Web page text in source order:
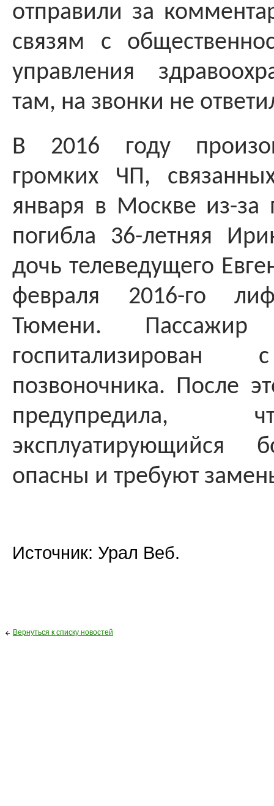
отправили за
связям с
управления
там, на звонки не
В 2016 году
громких ЧП,
января в Москве из-за
погибла 36-летняя
дочь телеведущего
февраля 2016-го
Тюмени.
позвоночника. После
предупредила,
опасны и требуют
Источник: Урал Веб.
Вернуться к списку новостей